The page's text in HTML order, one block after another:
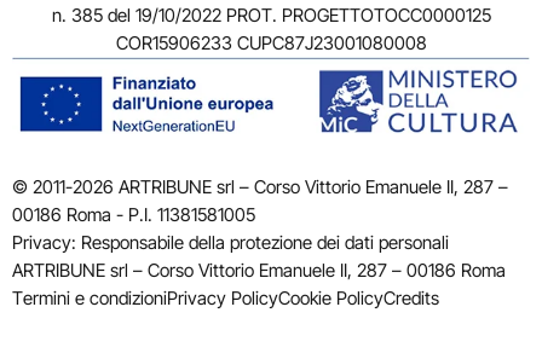
n. 385 del 19/10/2022 PROT. PROGETTOTOCC0000125
COR15906233 CUPC87J23001080008
© 2011-2026 ARTRIBUNE srl – Corso Vittorio Emanuele II, 287 –
00186 Roma - P.I. 11381581005
Privacy: Responsabile della protezione dei dati personali
ARTRIBUNE srl – Corso Vittorio Emanuele II, 287 – 00186 Roma
Termini e condizioniPrivacy PolicyCookie PolicyCredits